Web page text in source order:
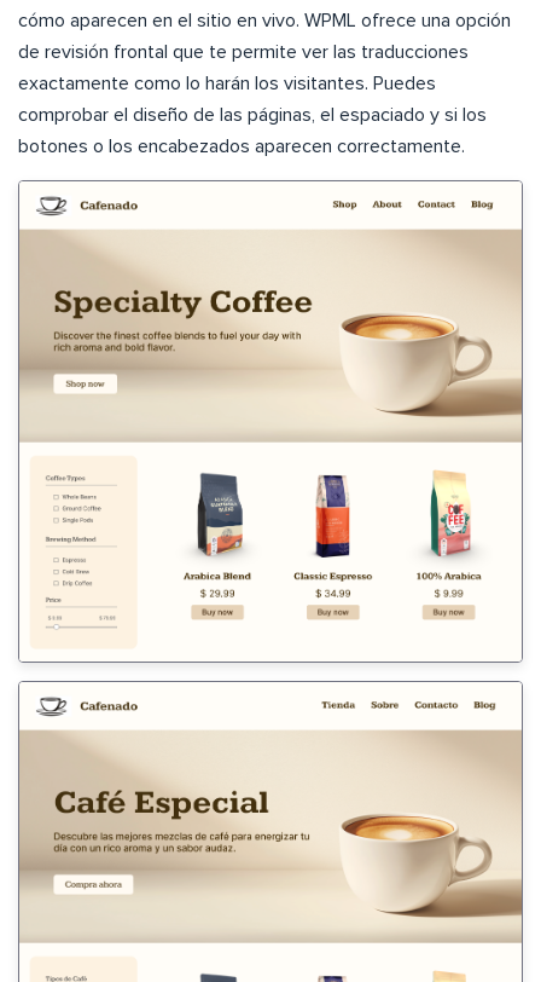
cómo aparecen en el sitio en vivo. WPML ofrece una opción
de revisión frontal que te permite ver las traducciones
exactamente como lo harán los visitantes. Puedes
comprobar el diseño de las páginas, el espaciado y si los
botones o los encabezados aparecen correctamente.